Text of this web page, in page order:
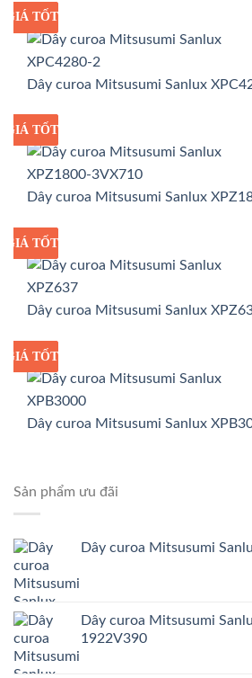
GIÁ SỈ
GIÁ TỐT
Dây curoa Mitsusumi Sanlux
GIÁ SỈ
GIÁ TỐT
Dây curoa Mitsusumi Sanlux
GIÁ SỈ
GIÁ TỐT
Dây curoa Mitsusumi Sanlux
GIÁ SỈ
GIÁ TỐT
Dây curoa Mitsusumi Sanlux
Sản phẩm ưu đãi
Dây curoa Mitsusumi
Dây curoa Mitsusumi
1922V390